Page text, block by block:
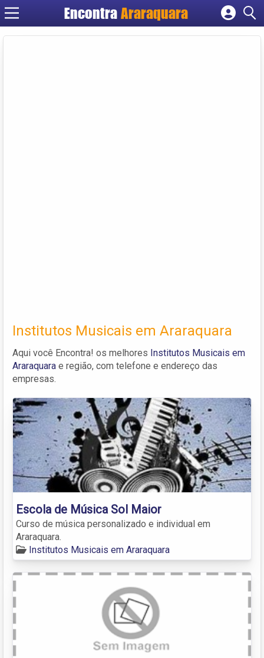
EncontraAraraquara
Cadastrar empresa
Institutos Musicais em Araraquara
Aqui você Encontra! os melhores Institutos Musicais em
Araraquara e região, com telefone e endereço das
empresas.
Escola de Música Sol Maior
Curso de música personalizado e individual em
Araraquara.
Institutos Musicais em Araraquara